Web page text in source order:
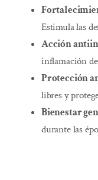
Estimula las
Acción
inflamación
Protección
libres y
Bienestar
durante las